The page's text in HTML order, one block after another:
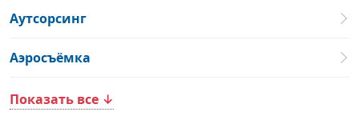
Аутсорсинг
Аэросъёмка
Показать все ↓